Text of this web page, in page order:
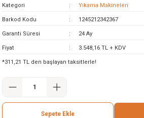
Testereler
Kategori Yıkama Makineleri
Barkod Kodu 1245212342367
Garanti Süresi 24 Ay
Fiyat 3.548,16 TL + KDV
*311,21 TL den başlayan taksitlerle!
Sepete Ekle